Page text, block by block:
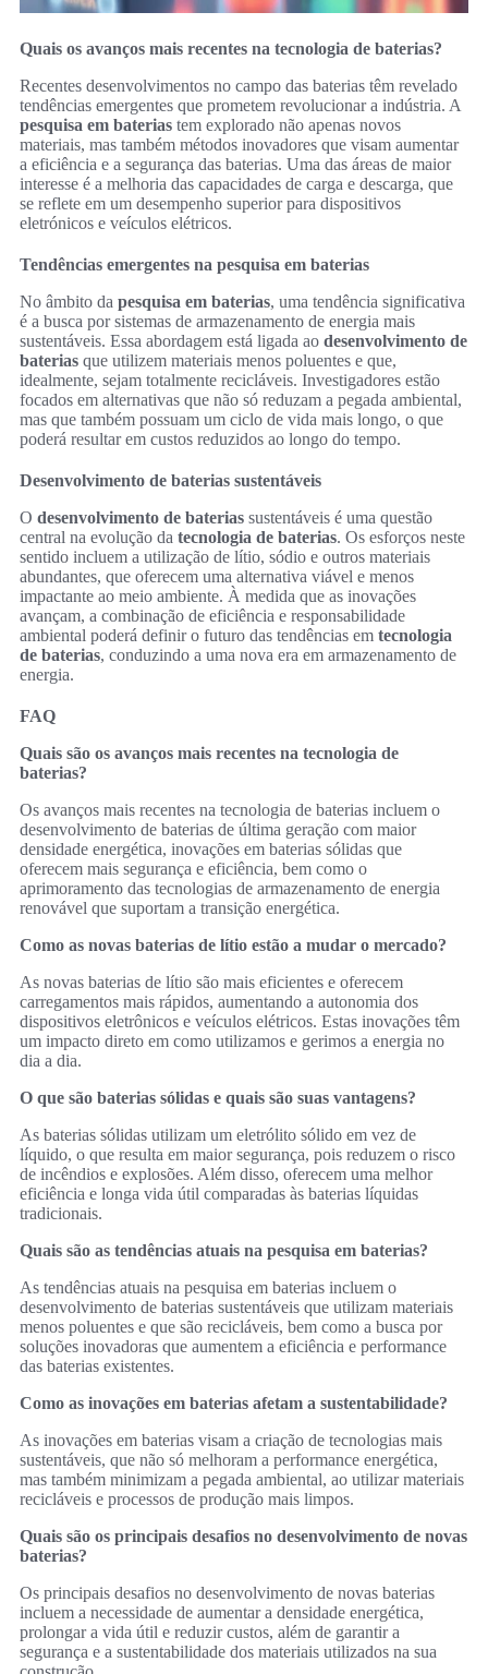
Quais os avanços mais recentes na tecnologia de baterias?
Recentes desenvolvimentos no campo das baterias têm revelado
tendências emergentes que prometem revolucionar a indústria. A
pesquisa em baterias tem explorado não apenas novos
materiais, mas também métodos inovadores que visam aumentar
a eficiência e a segurança das baterias. Uma das áreas de maior
interesse é a melhoria das capacidades de carga e descarga, que
se reflete em um desempenho superior para dispositivos
eletrónicos e veículos elétricos.
Tendências emergentes na pesquisa em baterias
No âmbito da pesquisa em baterias, uma tendência significativa
é a busca por sistemas de armazenamento de energia mais
sustentáveis. Essa abordagem está ligada ao desenvolvimento de
baterias que utilizem materiais menos poluentes e que,
idealmente, sejam totalmente recicláveis. Investigadores estão
focados em alternativas que não só reduzam a pegada ambiental,
mas que também possuam um ciclo de vida mais longo, o que
poderá resultar em custos reduzidos ao longo do tempo.
Desenvolvimento de baterias sustentáveis
O desenvolvimento de baterias sustentáveis é uma questão
central na evolução da tecnologia de baterias. Os esforços neste
sentido incluem a utilização de lítio, sódio e outros materiais
abundantes, que oferecem uma alternativa viável e menos
impactante ao meio ambiente. À medida que as inovações
avançam, a combinação de eficiência e responsabilidade
ambiental poderá definir o futuro das tendências em tecnologia
de baterias, conduzindo a uma nova era em armazenamento de
energia.
FAQ
Quais são os avanços mais recentes na tecnologia de
baterias?
Os avanços mais recentes na tecnologia de baterias incluem o
desenvolvimento de baterias de última geração com maior
densidade energética, inovações em baterias sólidas que
oferecem mais segurança e eficiência, bem como o
aprimoramento das tecnologias de armazenamento de energia
renovável que suportam a transição energética.
Como as novas baterias de lítio estão a mudar o mercado?
As novas baterias de lítio são mais eficientes e oferecem
carregamentos mais rápidos, aumentando a autonomia dos
dispositivos eletrônicos e veículos elétricos. Estas inovações têm
um impacto direto em como utilizamos e gerimos a energia no
dia a dia.
O que são baterias sólidas e quais são suas vantagens?
As baterias sólidas utilizam um eletrólito sólido em vez de
líquido, o que resulta em maior segurança, pois reduzem o risco
de incêndios e explosões. Além disso, oferecem uma melhor
eficiência e longa vida útil comparadas às baterias líquidas
tradicionais.
Quais são as tendências atuais na pesquisa em baterias?
As tendências atuais na pesquisa em baterias incluem o
desenvolvimento de baterias sustentáveis que utilizam materiais
menos poluentes e que são recicláveis, bem como a busca por
soluções inovadoras que aumentem a eficiência e performance
das baterias existentes.
Como as inovações em baterias afetam a sustentabilidade?
As inovações em baterias visam a criação de tecnologias mais
sustentáveis, que não só melhoram a performance energética,
mas também minimizam a pegada ambiental, ao utilizar materiais
recicláveis e processos de produção mais limpos.
Quais são os principais desafios no desenvolvimento de novas
baterias?
Os principais desafios no desenvolvimento de novas baterias
incluem a necessidade de aumentar a densidade energética,
prolongar a vida útil e reduzir custos, além de garantir a
segurança e a sustentabilidade dos materiais utilizados na sua